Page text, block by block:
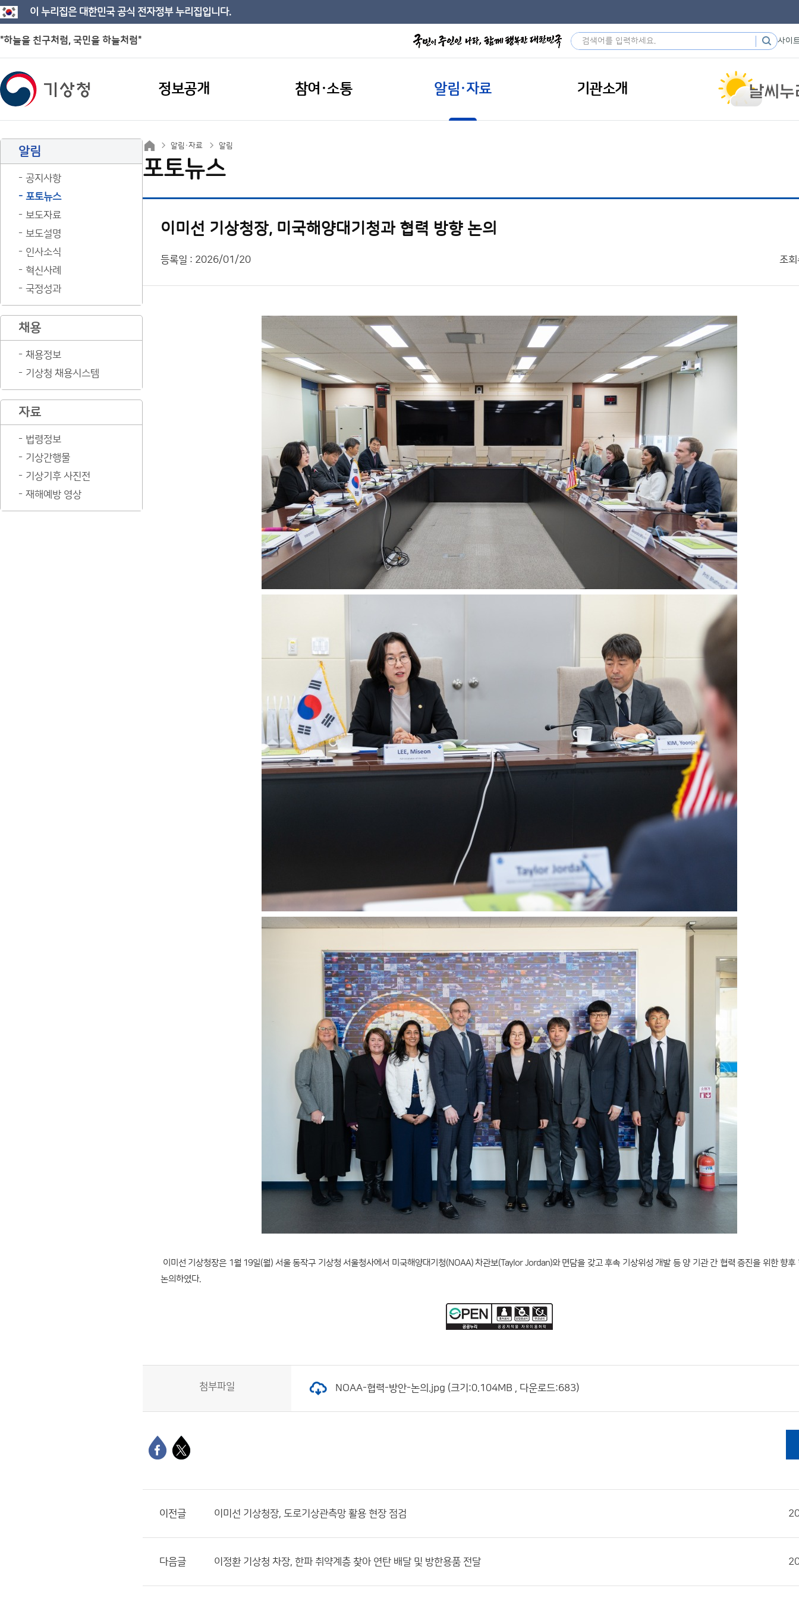
이 누리집은 대한민국 공식 전자정부 누리집입니다.
"하늘을 친구처럼, 국민을 하늘처럼" 사이
정보공개 참여·소통 알림·자료 기관소개
알림
공지사항
포토뉴스
보도자료
보도설명
인사소식
혁신사례
국정성과
채용
채용정보
기상청 채용시스템
자료
법령정보
기상간행물
기상기후 사진전
재해예방 영상
알림·자료 알림
포토뉴스
이미선 기상청장, 미국해양대기청과 협력 방향 논의
등록일 : 2026/01/20 조회
이미선 기상청장은 1월 19일(월) 서울 동작구 기상청 서울청사에서 미국해양대기청(NOAA) 차관보(Taylor Jordan)와 면담을 갖고 후속 기상위성 개발 등 양 기관 간 협력 증진을 위한 향후
논의하였다.
첨부파일 NOAA-협력-방안-논의.jpg (크기:0.104MB , 다운로드:683)
이전글 이미선 기상청장, 도로기상관측망 활용 현장 점검
다음글 이정환 기상청 차장, 한파 취약계층 찾아 연탄 배달 및 방한용품 전달